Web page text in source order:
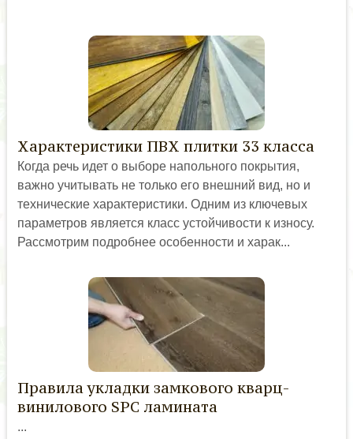
Характеристики ПВХ плитки 33 класса
Когда речь идет о выборе напольного покрытия,
важно учитывать не только его внешний вид, но и
технические характеристики. Одним из ключевых
параметров является класс устойчивости к износу.
Рассмотрим подробнее особенности и харак...
Правила укладки замкового кварц-
винилового SPC ламината
...